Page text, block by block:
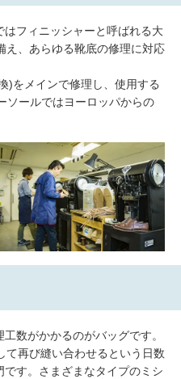
フィニッシャーと呼ばれる大
え、あらゆる靴底の修理に対応
)をメインで修理し、使用する
ソールではヨーロッパからの
数がかかるのがバッグです。
て再び縫い合わせるという日数
す。さまざまなタイプのミシ